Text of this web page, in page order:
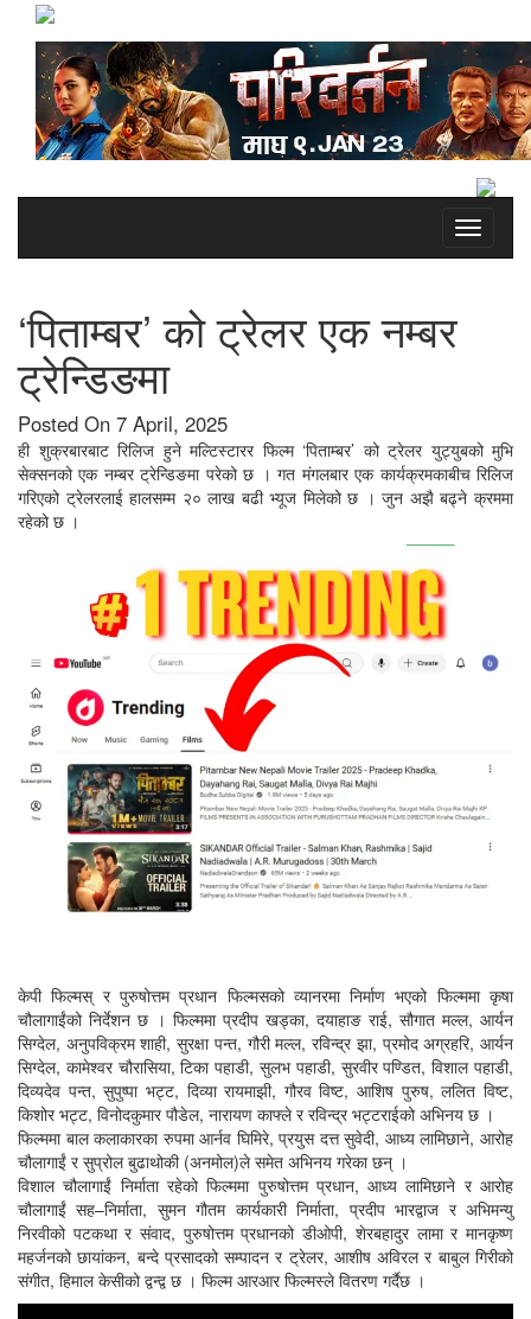
Toggle
‘पिताम्बर’ को ट्रेलर एक नम्बर
ट्रेन्डिङमा
Posted On 7 April, 2025
ही शुक्रबारबाट रिलिज हुने मल्टिस्टारर फिल्म ‘पिताम्बर’ को ट्रेलर युट्युबको मुभि
सेक्सनको एक नम्बर ट्रेन्डिङमा परेको छ । गत मंगलबार एक कार्यक्रमकाबीच रिलिज
गरिएको ट्रेलरलाई हालसम्म २० लाख बढी भ्यूज मिलेको छ । जुन अझै बढ्ने क्रममा
रहेको छ ।
केपी फिल्मस् र पुरुषोत्तम प्रधान फिल्मसको व्यानरमा निर्माण भएको फिल्ममा कृषा
चौलागाईंको निर्देशन छ । फिल्ममा प्रदीप खड्का, दयाहाङ राई, सौगात मल्ल, आर्यन
सिग्देल, अनुपविक्रम शाही, सुरक्षा पन्त, गौरी मल्ल, रविन्द्र झा, प्रमोद अग्रहरि, आर्यन
सिग्देल, कामेश्वर चौरासिया, टिका पहाडी, सुलभ पहाडी, सुरवीर पण्डित, विशाल पहाडी,
दिव्यदेव पन्त, सुपुष्पा भट्ट, दिव्या रायमाझी, गौरव विष्ट, आशिष पुरुष, ललित विष्ट,
किशोर भट्ट, विनोदकुमार पौडेल, नारायण काफ्ले र रविन्द्र भट्टराईको अभिनय छ ।
फिल्ममा बाल कलाकारका रुपमा आर्नव घिमिरे, प्रयुस दत्त सुवेदी, आध्य लामिछाने, आरोह
चौलागाईं र सुप्रोल बुढाथोकी (अनमोल)ले समेत अभिनय गरेका छन् ।
विशाल चौलागाईं निर्माता रहेको फिल्ममा पुरुषोत्तम प्रधान, आध्य लामिछाने र आरोह
चौलागाईं सह–निर्माता, सुमन गौतम कार्यकारी निर्माता, प्रदीप भारद्वाज र अभिमन्यु
निरवीको पटकथा र संवाद, पुरुषोत्तम प्रधानको डीओपी, शेरबहादुर लामा र मानकृष्ण
महर्जनको छायांकन, बन्दे प्रसादको सम्पादन र ट्रेलर, आशीष अविरल र बाबुल गिरीको
संगीत, हिमाल केसीको द्वन्द्व छ । फिल्म आरआर फिल्मस्ले वितरण गर्दैछ ।